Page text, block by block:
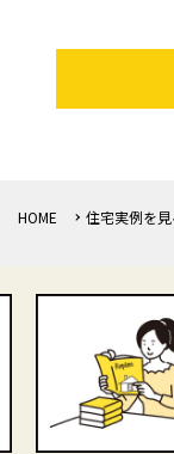
HOME 住宅実例を見